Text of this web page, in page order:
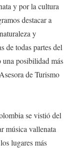
y por la cultura
destacar a
y
de todas partes del
una posibilidad más
de Turismo
se vistió del
música vallenata
lugares más